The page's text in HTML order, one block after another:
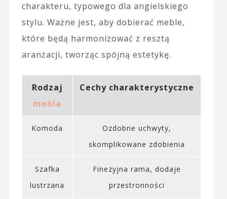
charakteru, typowego dla angielskiego
stylu. Ważne jest, aby dobierać meble,
które będą harmonizować z resztą
aranżacji, tworząc spójną estetykę.
Rodzaj
mebla
Cechy charakterystyczne
Komoda
Ozdobne uchwyty,
skomplikowane zdobienia
Szafka
lustrzana
Finezyjna rama, dodaje
przestronności